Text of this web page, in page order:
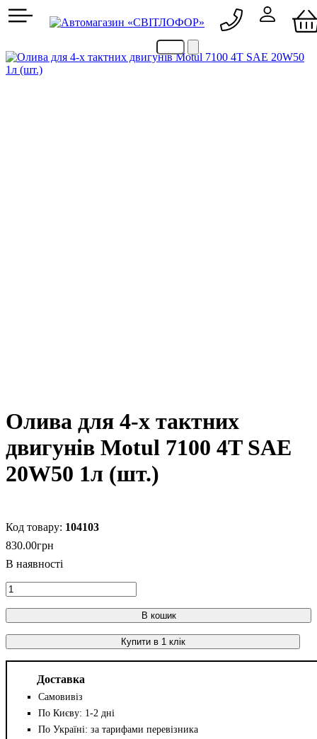
Олива для 4-х тактних
двигунів Motul 7100 4T SAE
20W50 1л (шт.)
104103
830.00грн
В кошик
Купити в 1 клік
Доставка
Самовивіз
По Києву: 1-2 дні
По Україні: за тарифами перевізника
050 705 90 09067 705 90 09